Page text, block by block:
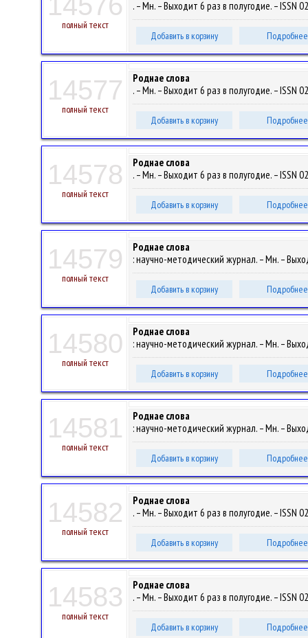
полный текст
. – Мн. – Выходит 6 раз в полугодие. – ISSN
Добавить в корзину Подробнее
14577
полный текст
Роднае слова
. – Мн. – Выходит 6 раз в полугодие. – ISSN
Добавить в корзину Подробнее
14578
полный текст
Роднае слова
. – Мн. – Выходит 6 раз в полугодие. – ISSN
Добавить в корзину Подробнее
14579
полный текст
Роднае слова
: научно-методический журнал. – Мн. –
Добавить в корзину Подробнее
14580
полный текст
Роднае слова
: научно-методический журнал. – Мн. –
Добавить в корзину Подробнее
14581
полный текст
Роднае слова
: научно-методический журнал. – Мн. –
Добавить в корзину Подробнее
14582
полный текст
Роднае слова
. – Мн. – Выходит 6 раз в полугодие. – ISSN
Добавить в корзину Подробнее
14583
полный текст
Роднае слова
. – Мн. – Выходит 6 раз в полугодие. – ISSN
Добавить в корзину Подробнее